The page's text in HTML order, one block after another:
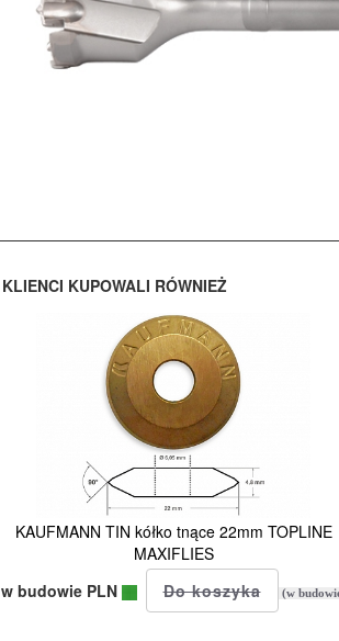
KLIENCI KUPOWALI RÓWNIEŻ
KAUFMANN TIN kółko tnące 22mm TOPLINE
MAXIFLIES
w budowie PLN
(w